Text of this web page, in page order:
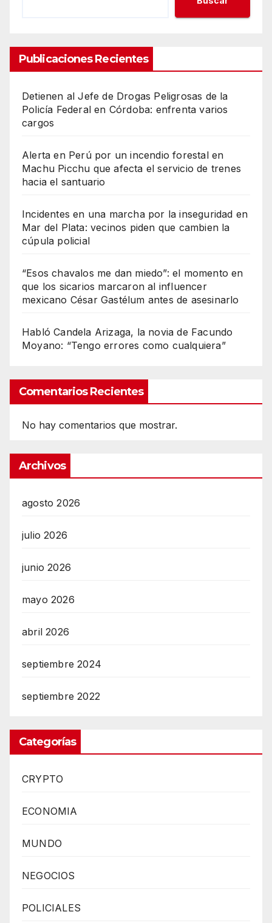
Publicaciones Recientes
Detienen al Jefe de Drogas Peligrosas de la
Policía Federal en Córdoba: enfrenta varios
cargos
Alerta en Perú por un incendio forestal en
Machu Picchu que afecta el servicio de trenes
hacia el santuario
Incidentes en una marcha por la inseguridad en
Mar del Plata: vecinos piden que cambien la
cúpula policial
“Esos chavalos me dan miedo”: el momento en
que los sicarios marcaron al influencer
mexicano César Gastélum antes de asesinarlo
Habló Candela Arizaga, la novia de Facundo
Moyano: “Tengo errores como cualquiera”
Comentarios Recientes
No hay comentarios que mostrar.
Archivos
agosto 2026
julio 2026
junio 2026
mayo 2026
abril 2026
septiembre 2024
septiembre 2022
Categorías
CRYPTO
ECONOMIA
MUNDO
NEGOCIOS
POLICIALES